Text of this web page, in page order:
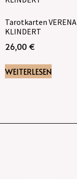
Tarotkarten VERENA
KLINDERT
26,00 €
WEITERLESEN